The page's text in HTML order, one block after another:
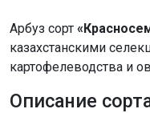
Арбуз сорт
казахстанскими
картофелеводства и
Описание